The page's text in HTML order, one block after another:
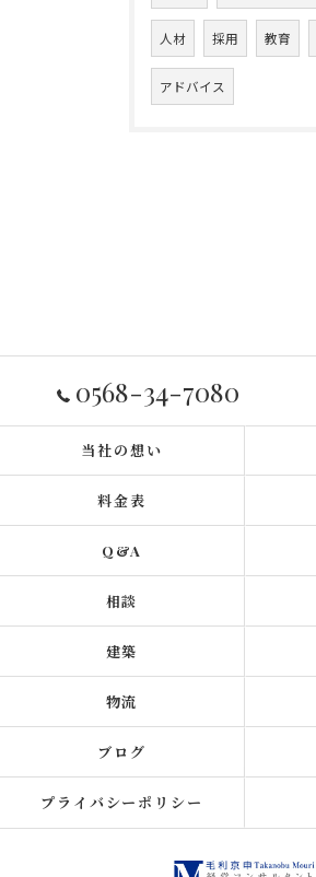
人材 採用 教育
アドバイス
0568-34-7080
当社の想い
料金表
Q&A
相談
建築
物流
ブログ
プライバシーポリシー